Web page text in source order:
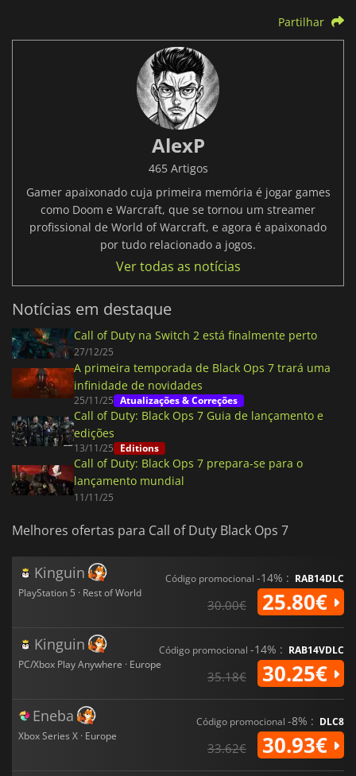
Partilhar
AlexP
465 Artigos
Gamer apaixonado cuja primeira memória é jogar games
como Doom e Warcraft, que se tornou um streamer
profissional de World of Warcraft, e agora é apaixonado
por tudo relacionado a jogos.
Ver todas as notícias
Notícias em destaque
Call of Duty na Switch 2 está finalmente perto
27/12/25
A primeira temporada de Black Ops 7 trará uma
infinidade de novidades
25/11/25 Atualizações & Correções
Call of Duty: Black Ops 7 Guia de lançamento e
edições
13/11/25 Editions
Call of Duty: Black Ops 7 prepara-se para o
lançamento mundial
11/11/25
Melhores ofertas para Call of Duty Black Ops 7
Kinguin
PlayStation 5 · Rest of World
Código promocional -14% : RAB14DLC
30.00€ 25.80€
Kinguin
PC/Xbox Play Anywhere · Europe
Código promocional -14% : RAB14VDLC
35.18€ 30.25€
Eneba
Xbox Series X · Europe
Código promocional -8% : DLC8
33.62€ 30.93€